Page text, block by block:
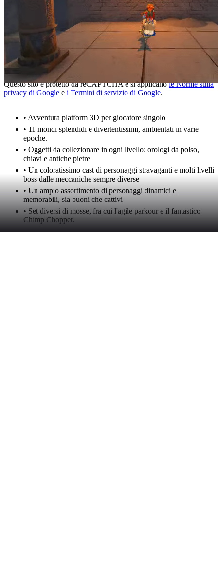
• Avventura platform 3D per giocatore singolo
• 11 mondi splendidi e divertentissimi, ambientati in varie
epoche.
• Oggetti da collezionare in ogni livello: orologi da polso,
chiavi e antiche pietre
• Un coloratissimo cast di personaggi stravaganti e molti livelli
boss dalle meccaniche sempre diverse
• Un ampio assortimento di personaggi dinamici e
memorabili, sia buoni che cattivi
• Set diversi di mosse, fra cui l'agile parkour e il fantastico
Chimp Chopper.
Chi siamo
Note legali
Termini e condizioni
Questo sito è protetto da reCAPTCHA e si applicanole Norme sulla
privacy di Google e i Termini di servizio di Google.